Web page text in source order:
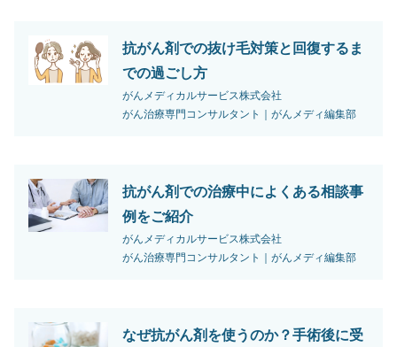
抗がん剤での抜け毛対策と回復するま
での過ごし方
がんメディカルサービス株式会社
がん治療専門コンサルタント｜がんメディ編集部
抗がん剤での治療中によくある相談事
例をご紹介
がんメディカルサービス株式会社
がん治療専門コンサルタント｜がんメディ編集部
なぜ抗がん剤を使うのか？手術後に受